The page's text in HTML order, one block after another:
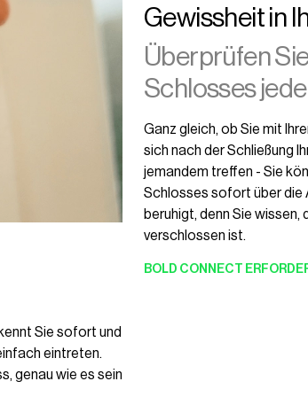
Sie sofort und
eintreten.
genau wie es sein
Gewissheit in
Überprüfen
Schlosses
Ganz gleich, ob Sie mit
sich nach der Schließung
jemandem treffen - Sie
Schlosses sofort über die
beruhigt, denn Sie wissen,
verschlossen ist.
BOLD CONNECT